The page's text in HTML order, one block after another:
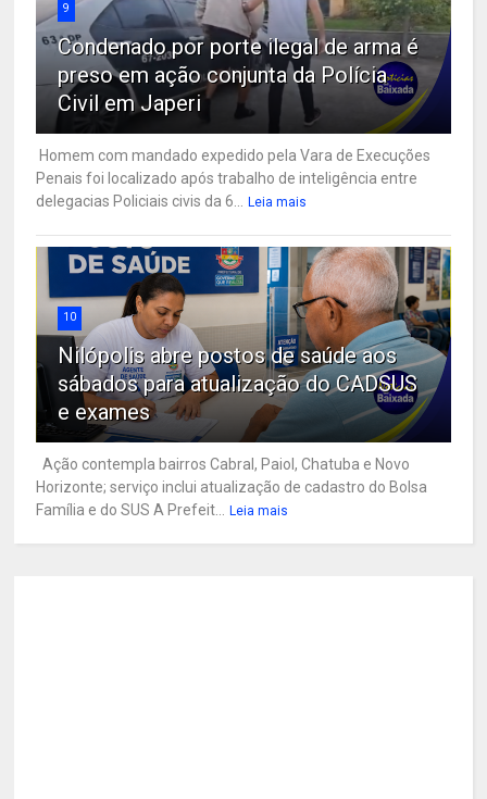
9
Condenado por porte ilegal de arma é
preso em ação conjunta da Polícia
Civil em Japeri
Homem com mandado expedido pela Vara de Execuções
Penais foi localizado após trabalho de inteligência entre
delegacias Policiais civis da 6...
Leia mais
10
Nilópolis abre postos de saúde aos
sábados para atualização do CADSUS
e exames
Ação contempla bairros Cabral, Paiol, Chatuba e Novo
Horizonte; serviço inclui atualização de cadastro do Bolsa
Família e do SUS A Prefeit...
Leia mais